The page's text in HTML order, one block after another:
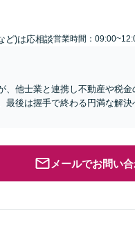
ど)は応相談営業時間：
、他士業と連携し不動産や税
後は握手で終わる円満な解決
メールでお問い